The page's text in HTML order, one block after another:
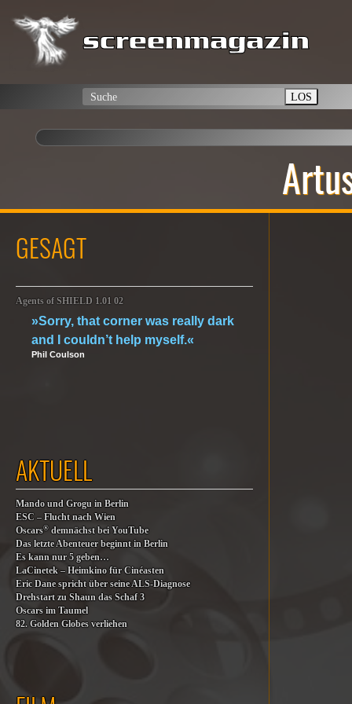
LOS
GESAGT
Agents of SHIELD 1.01 02
»Sorry, that corner was really dark
and I couldn’t help myself.«
Phil Coulson
AKTUELL
Mando und Grogu in Berlin
ESC – Flucht nach Wien
Oscars®demnächst bei YouTube
Das letzte Abenteuer beginnt in Berlin
Es kann nur 5 geben…
LaCinetek – Heimkino für Cinéasten
Eric Dane spricht über seine ALS-Diagnose
Drehstart zu Shaun das Schaf 3
Oscars im Taumel
82. Golden Globes verliehen